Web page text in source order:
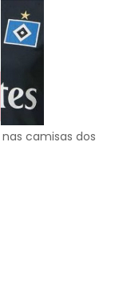
camisas dos